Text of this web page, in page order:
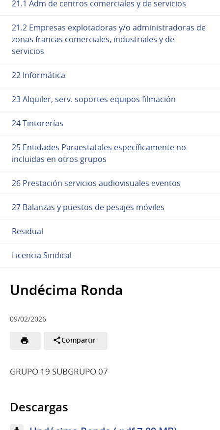
21.1 Adm de centros comerciales y de servicios
21.2 Empresas explotadoras y/o administradoras de
zonas francas comerciales, industriales y de
servicios
22 Informática
23 Alquiler, serv. soportes equipos filmación
24 Tintorerías
25 Entidades Paraestatales específicamente no
incluidas en otros grupos
26 Prestación servicios audiovisuales eventos
27 Balanzas y puestos de pesajes móviles
Residual
Licencia Sindical
Undécima Ronda
09/02/2026
Compartir
GRUPO 19 SUBGRUPO 07
Descargas